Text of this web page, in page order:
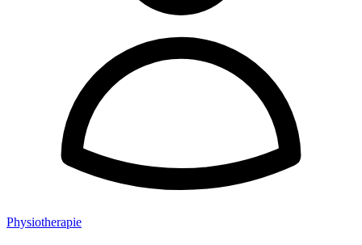
Physiotherapie